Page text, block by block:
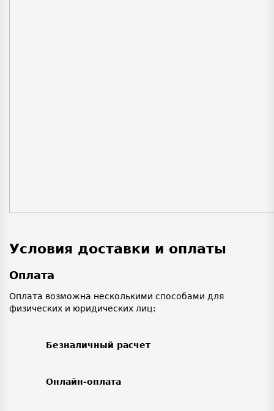
Условия доставки и оплаты
Оплата
Оплата возможна несколькими способами для
физических и юридических лиц:
Безналичный расчет
Онлайн-оплата